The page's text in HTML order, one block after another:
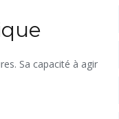
Sa capacité à agir